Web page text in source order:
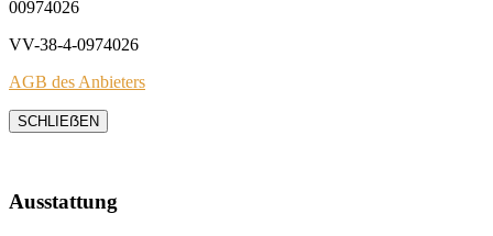
00974026
VV-38-4-0974026
AGB des Anbieters
SCHLIEẞEN
Ausstattung